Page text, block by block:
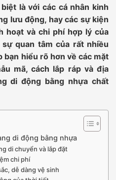
là với các cá nhân kinh
lưu động, hay các sự kiện
hoạt và chi phí hợp lý của
quan tâm của rất nhiều
bạn hiểu rõ hơn về các mặt
mã, cách lắp ráp và địa
di động bằng nhựa chất
di động bằng nhựa
di chuyển và lắp đặt
chi phí
dễ dàng vệ sinh